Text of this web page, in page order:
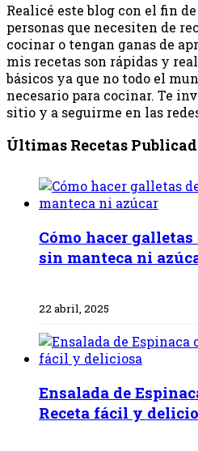
Realicé este blog con el fin
personas que necesiten de
cocinar o tengan ganas de
mis recetas son rápidas y
básicos ya que no todo el
necesario para cocinar. Te
sitio y a seguirme en las
Últimas Recetas
Cómo hacer
sin manteca ni
22 abril, 2025
Ensalada de
Receta fácil y